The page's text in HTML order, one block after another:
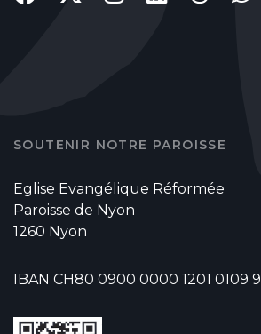
SOUTENIR NOTRE PAROISSE
Eglise Evangélique Réformée
Paroisse de Nyon
1260 Nyon
IBAN CH80 0900 0000 1201 0109 9